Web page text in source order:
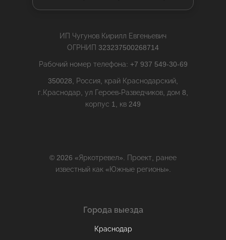
ИП Чугунов Кирилл Евгеньевич
ОГРНИП 323237500268714
Рабочий номер телефона: +7 937 549-30-69
350028, Россия, край Краснодарский,
г.Краснодар, ул Героев-Разведчиков, дом 8,
корпус 1, кв 249
© 2026 «Яркотревел». Проект, ранее
известный как «Южные регионы».
Города выезда
Краснодар